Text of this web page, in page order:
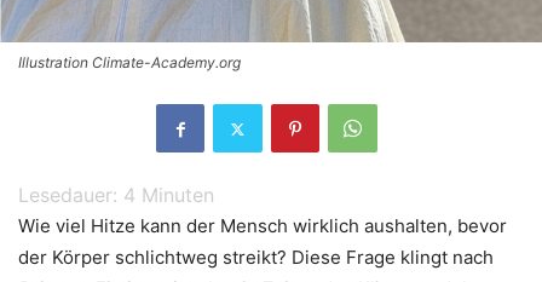
Illustration Climate-Academy.org
Lesedauer: 4 Minuten
Wie viel Hitze kann der Mensch wirklich aushalten, bevor
der Körper schlichtweg streikt? Diese Frage klingt nach